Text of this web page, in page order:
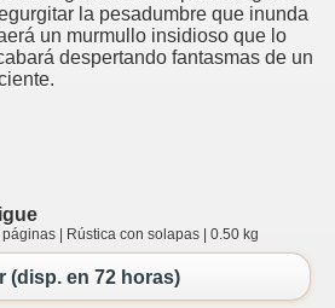
la pesadumbre que inunda
un murmullo insidioso que lo
despertando fantasmas de un
| Rústica con solapas | 0.50 kg
(disp. en 72 horas)